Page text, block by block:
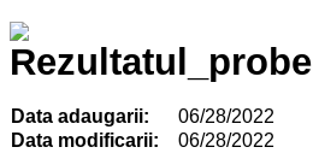
Data adaugarii:
06/28/2022
Data modificarii:
06/28/2022